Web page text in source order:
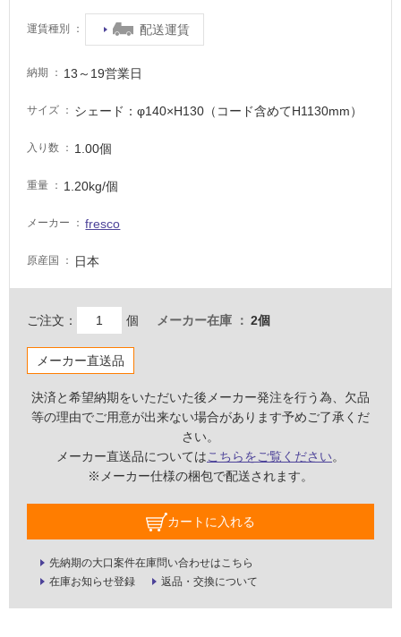
運賃種別 配送運賃
納期 13～19営業日
サイズ シェード：φ140×H130（コード含めてH1130mm）
入り数 1.00個
重量 1.20kg/個
メーカー fresco
原産国 日本
ご注文： 個 メーカー在庫 2個
メーカー直送品
決済と希望納期をいただいた後メーカー発注を行う為、欠品
等の理由でご用意が出来ない場合があります予めご了承くだ
さい。
メーカー直送品についてはこちらをご覧ください。
※メーカー仕様の梱包で配送されます。
カートに入れる
先納期の大口案件在庫問い合わせはこちら
在庫お知らせ登録
返品・交換について
し
る
注
が
要
適
て
い
屋
内
壁・
浴
使
用